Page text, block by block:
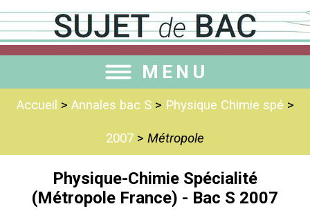
MENU
Accueil > Annales bac S> Physique Chimie spé >
2007 > Métropole
Physique-Chimie Spécialité
(Métropole France) - Bac S 2007